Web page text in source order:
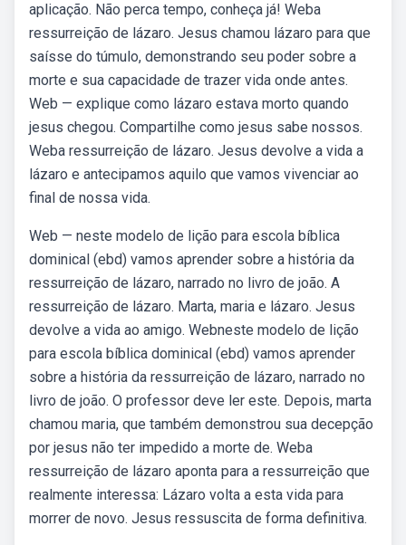
aplicação. Não perca tempo, conheça já! Weba
ressurreição de lázaro. Jesus chamou lázaro para que
saísse do túmulo, demonstrando seu poder sobre a
morte e sua capacidade de trazer vida onde antes.
Web — explique como lázaro estava morto quando
jesus chegou. Compartilhe como jesus sabe nossos.
Weba ressurreição de lázaro. Jesus devolve a vida a
lázaro e antecipamos aquilo que vamos vivenciar ao
final de nossa vida.
Web — neste modelo de lição para escola bíblica
dominical (ebd) vamos aprender sobre a história da
ressurreição de lázaro, narrado no livro de joão. A
ressurreição de lázaro. Marta, maria e lázaro. Jesus
devolve a vida ao amigo. Webneste modelo de lição
para escola bíblica dominical (ebd) vamos aprender
sobre a história da ressurreição de lázaro, narrado no
livro de joão. O professor deve ler este. Depois, marta
chamou maria, que também demonstrou sua decepção
por jesus não ter impedido a morte de. Weba
ressurreição de lázaro aponta para a ressurreição que
realmente interessa: Lázaro volta a esta vida para
morrer de novo. Jesus ressuscita de forma definitiva.